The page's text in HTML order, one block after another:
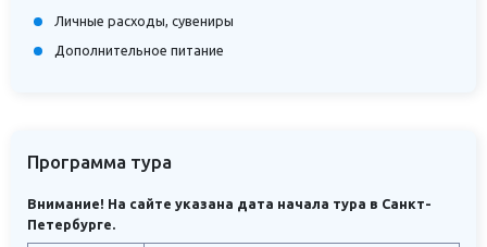
Личные расходы, сувениры
Дополнительное питание
Программа тура
Внимание! На сайте указана дата начала тура в Санкт-
Петербурге.